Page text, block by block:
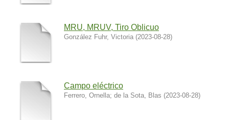
MRU, MRUV, Tiro Oblicuo
González Fuhr, Victoria (2023-08-28)
Campo eléctrico
Ferrero, Ornella; de la Sota, Blas (2023-08-28)